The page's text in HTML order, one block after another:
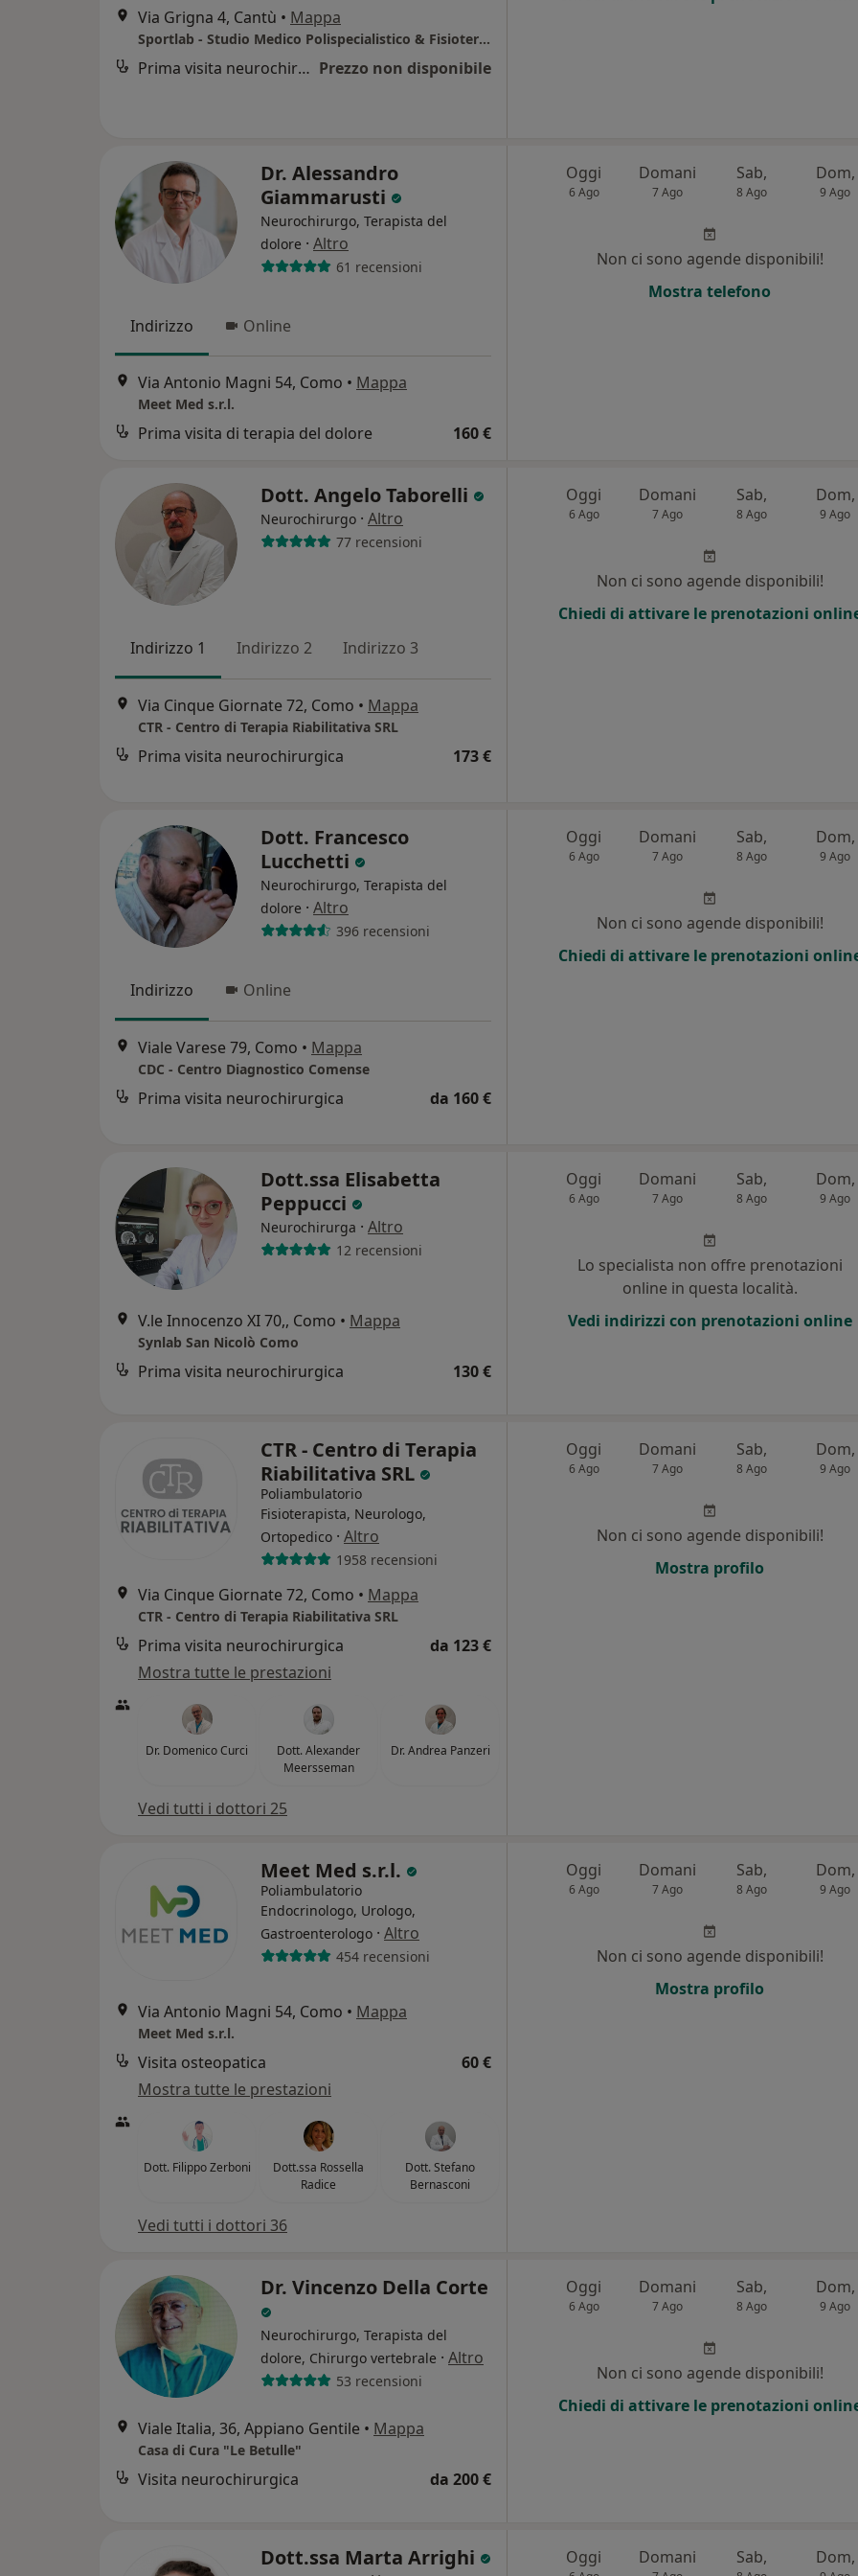
Via Grigna 4, Cantù • Mappa
Sportlab - Studio Medico Polispecialistico & Fisioterapico
Prima visita neurochirurgica Prezzo non disponibile
Dr. Alessandro
Giammarusti
Neurochirurgo, Terapista del
dolore · Altro
61 recensioni
Indirizzo Online
Via Antonio Magni 54, Como • Mappa
Meet Med s.r.l.
Prima visita di terapia del dolore 160 €
Oggi
6 Ago
Domani
7 Ago
Sab,
8 Ago
Dom,
9 Ago
Non ci sono agende disponibili!
Mostra telefono
Dott. Angelo Taborelli
Neurochirurgo · Altro
77 recensioni
Indirizzo 1 Indirizzo 2 Indirizzo 3
Via Cinque Giornate 72, Como • Mappa
CTR - Centro di Terapia Riabilitativa SRL
Prima visita neurochirurgica 173 €
Oggi
6 Ago
Domani
7 Ago
Sab,
8 Ago
Dom,
9 Ago
Non ci sono agende disponibili!
Chiedi di attivare le prenotazioni
Dott. Francesco
Lucchetti
Neurochirurgo, Terapista del
dolore · Altro
396 recensioni
Indirizzo Online
Viale Varese 79, Como • Mappa
CDC - Centro Diagnostico Comense
Prima visita neurochirurgica da 160 €
Oggi
6 Ago
Domani
7 Ago
Sab,
8 Ago
Dom,
9 Ago
Non ci sono agende disponibili!
Chiedi di attivare le prenotazioni
Dott.ssa Elisabetta
Peppucci
Neurochirurga · Altro
12 recensioni
V.le Innocenzo XI 70,, Como • Mappa
Synlab San Nicolò Como
Prima visita neurochirurgica 130 €
Oggi
6 Ago
Domani
7 Ago
Sab,
8 Ago
Dom,
9 Ago
Lo specialista non offre prenotazioni
online in questa località.
Vedi indirizzi con prenotazioni online
CTR - Centro di Terapia
Riabilitativa SRL
Poliambulatorio
Fisioterapista, Neurologo,
Ortopedico · Altro
1958 recensioni
Via Cinque Giornate 72, Como • Mappa
CTR - Centro di Terapia Riabilitativa SRL
Prima visita neurochirurgica
da 123 €
Mostra tutte le prestazioni
Dr. Domenico Curci
Dott. Alexander
Meersseman
Dr. Andrea Panzeri
Vedi tutti i dottori 25
Oggi
6 Ago
Domani
7 Ago
Sab,
8 Ago
Dom,
9 Ago
Non ci sono agende disponibili!
Mostra profilo
Meet Med s.r.l.
Poliambulatorio
Endocrinologo, Urologo,
Gastroenterologo · Altro
454 recensioni
Via Antonio Magni 54, Como • Mappa
Meet Med s.r.l.
Visita osteopatica
60 €
Mostra tutte le prestazioni
Dott. Filippo Zerboni
Dott.ssa Rossella
Radice
Dott. Stefano
Bernasconi
Vedi tutti i dottori 36
Oggi
6 Ago
Domani
7 Ago
Sab,
8 Ago
Dom,
9 Ago
Non ci sono agende disponibili!
Mostra profilo
Dr. Vincenzo Della Corte
Neurochirurgo, Terapista del
dolore, Chirurgo vertebrale · Altro
53 recensioni
Viale Italia, 36, Appiano Gentile • Mappa
Casa di Cura "Le Betulle"
Visita neurochirurgica da 200 €
Oggi
6 Ago
Domani
7 Ago
Sab,
8 Ago
Dom,
9 Ago
Non ci sono agende disponibili!
Chiedi di attivare le prenotazioni
Dott.ssa Marta Arrighi Oggi Domani Sab, Dom,